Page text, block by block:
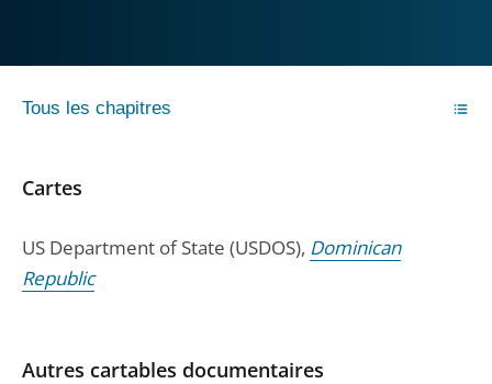
Tous les chapitres
Cartes
US Department of State (USDOS), Dominican
Republic
Autres cartables documentaires